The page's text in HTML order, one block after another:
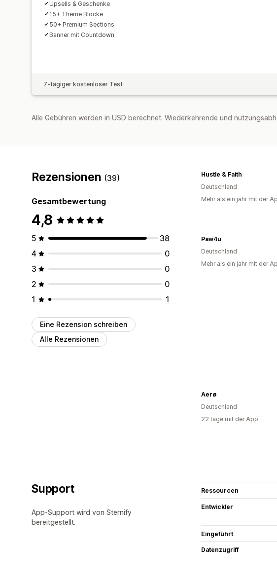
Upsells & Geschenke
15+ Theme Blöcke
50+ Premium Sections
Banner mit Countdown
7-tägiger kostenloser Test
Alle Gebühren werden in USD berechnet. Wiederkehrende und
Rezensionen (39)
Gesamtbewertung
4,8
5
38
4
0
3
0
2
0
1
1
Eine Rezension schreiben
Alle Rezensionen
Hustle & Faith
Deutschland
Mehr als ein jahr mit der
Paw4u
Deutschland
Mehr als ein jahr mit der
Aerø
Deutschland
22 tage mit der App
Support
App-Support wird von Sternify
bereitgestellt.
Ressourcen
Entwickler
Eingeführt
Datenzugriff